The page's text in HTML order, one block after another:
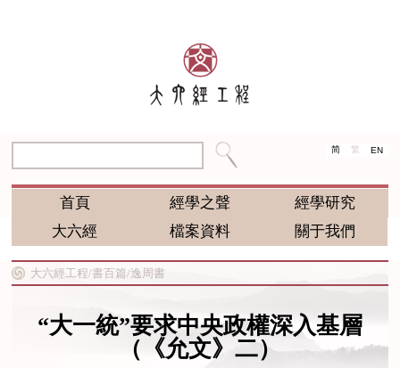
简 繁 EN
首頁 經學之聲
經學研究
大六經
檔案資料 關于我們
大六經工程/書百篇/逸周書
“大一統”要求中央政權深入基層
（《允文》二）